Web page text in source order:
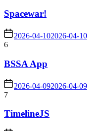
Spacewar!
2026-04-102026-04-10
6
BSSA App
2026-04-092026-04-09
7
TimelineJS